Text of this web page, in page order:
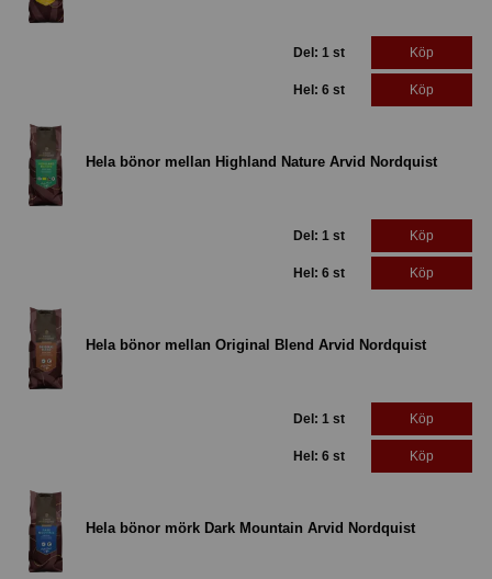
Del: 1 st Köp
Hel: 6 st Köp
Hela bönor mellan Highland Nature Arvid Nordquist
Del: 1 st Köp
Hel: 6 st Köp
Hela bönor mellan Original Blend Arvid Nordquist
Del: 1 st Köp
Hel: 6 st Köp
Hela bönor mörk Dark Mountain Arvid Nordquist